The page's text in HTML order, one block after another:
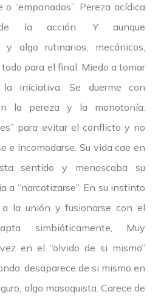
“empanados”. Pereza acídica
la acción. Y aunque
y algo rutinarios, mecánicos,
para el final. Miedo a tomar
iniciativa. Se duerme con
la pereza y la monotonía.
para evitar el conflicto y no
e incomodarse. Su vida cae en
sentido y menoscaba su
a “narcotizarse”. En su instinto
la unión y fusionarse con el
simbióticamente, Muy
en el “olvido de si mismo”
desaparece de si mismo en
algo masoquista. Carece de